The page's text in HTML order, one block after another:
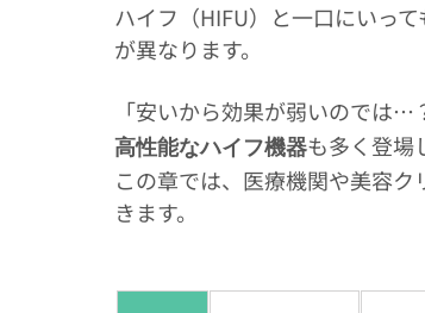
ハイフ（HIFU）と一口にいっ
が異なります。
「安いから効果が弱いのでは
高性能なハイフ機器も多く登場
この章では、医療機関や美容
きます。